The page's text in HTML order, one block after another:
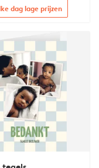
dag lage prijzen